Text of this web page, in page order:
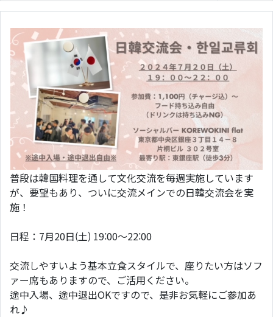
普段は韓国料理を通して文化交流を毎週実施しています
が、要望もあり、ついに交流メインでの日韓交流会を実
施！
日程：7月20日(土) 19:00～22:00
交流しやすいよう基本立食スタイルで、座りたい方はソフ
ァー席もありますので、ご活用ください。
途中入場、途中退出OKですので、是非お気軽にご参加あ
れ♪